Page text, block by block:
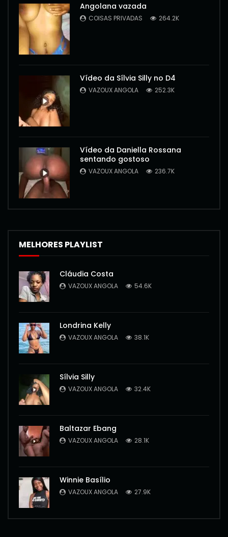
Angolana vazada
COISAS PRIVADAS 264.2K
Vídeo da Sílvia Silly no D4
VAZOUX ANGOLA 252.3K
Vídeo da Daniella Rossana
sentando gostoso
VAZOUX ANGOLA 236.7K
MELHORES PLAYLIST
Cláudia Costa
VAZOUX ANGOLA 54.6K
Londrina Kelly
VAZOUX ANGOLA 38.1K
Sílvia Silly
VAZOUX ANGOLA 32.4K
Baltazar Ebang
VAZOUX ANGOLA 28.1K
Winnie Basílio
VAZOUX ANGOLA 27.9K